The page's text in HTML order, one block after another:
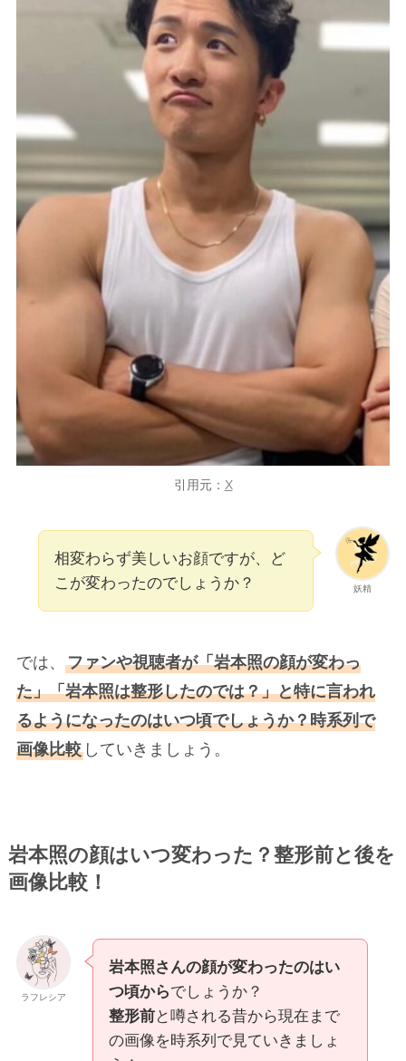
引用元： X
妖精
相変わらず美しいお顔ですが、ど
こが変わったのでしょうか？
では、 ファンや視聴者が「岩本照の顔が変わっ
た」「岩本照は整形したのでは？」と特に言われ
るようになったのはいつ頃でしょうか？時系列で
画像比較していきましょう。
岩本照の顔はいつ変わった？整形前と後を
画像比較！
ラフレシア
岩本照さんの顔が変わったのはい
つ頃からでしょうか？
整形前と噂される昔から現在まで
の画像を時系列で見ていきましょ